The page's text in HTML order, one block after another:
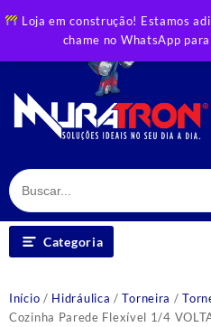
Loja em construção! Estamos
chame no WhatsApp
to
Categoria
Início / Hidráulica /Torneira /
Cozinha Parede Flexível 1/4